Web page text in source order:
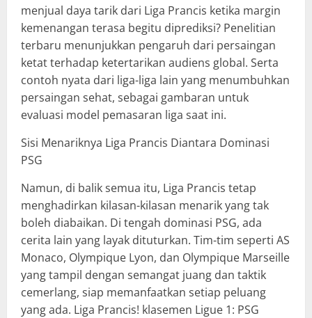
menjual daya tarik dari Liga Prancis ketika margin
kemenangan terasa begitu diprediksi? Penelitian
terbaru menunjukkan pengaruh dari persaingan
ketat terhadap ketertarikan audiens global. Serta
contoh nyata dari liga-liga lain yang menumbuhkan
persaingan sehat, sebagai gambaran untuk
evaluasi model pemasaran liga saat ini.
Sisi Menariknya Liga Prancis Diantara Dominasi
PSG
Namun, di balik semua itu, Liga Prancis tetap
menghadirkan kilasan-kilasan menarik yang tak
boleh diabaikan. Di tengah dominasi PSG, ada
cerita lain yang layak dituturkan. Tim-tim seperti AS
Monaco, Olympique Lyon, dan Olympique Marseille
yang tampil dengan semangat juang dan taktik
cemerlang, siap memanfaatkan setiap peluang
yang ada. Liga Prancis! klasemen Ligue 1: PSG